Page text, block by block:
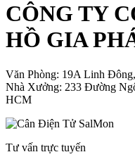
CÔNG TY
HỒ GIA
Văn Phòng: 19A Linh
Nhà Xưởng: 233 Đường
HCM
Tư vấn trực tuyến